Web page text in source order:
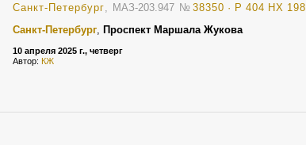
Санкт-Петербург, МАЗ-203.947 № 38350 · Р 404 НХ 198
Санкт-Петербург, Проспект Маршала Жукова
10 апреля 2025 г., четверг
Автор: КЖ